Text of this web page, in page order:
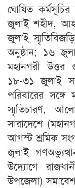
ঘোষিত
জুলাই শহীদ,
জুলাই
অনুষ্ঠান; ১৬
মহানগরী
১৮-৩১ জুলাই
পরিবারের সঙ্গে
স্মৃতিচারণ,
সারাদেশে
আগস্ট শ্রমিক
জুলাই
উদ্যোগে
উপজেলা)